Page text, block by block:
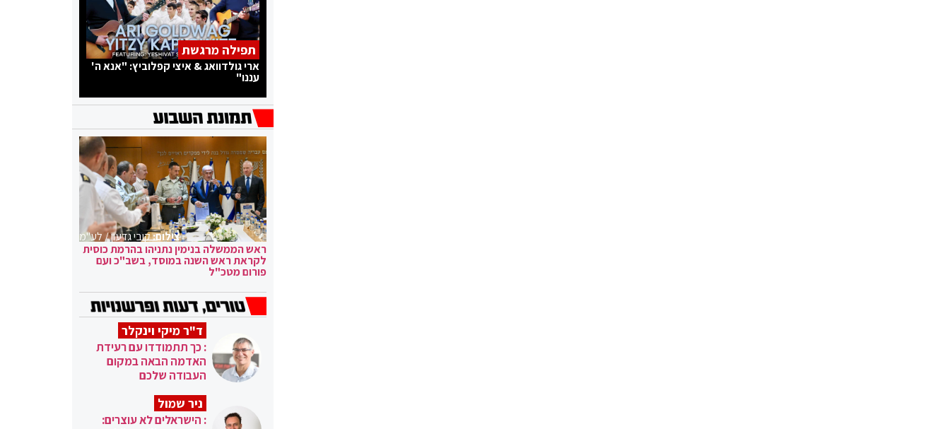
תפילה מרגשת
ארי גולדוואג & איצי קפלוביץ: "אנא ה'
עננו"
צילום:קובי גדעון / לע"מ
ראש הממשלה בנימין נתניהו בהרמת כוסית
לקראת ראש השנה במוסד, בשב"כ ועם
פורום מטכ"ל
ד"ר מיקי וינקלר
: כך תתמודדו עם רעידת
האדמה הבאה במקום
העבודה שלכם
ניר שמול
: הישראלים לא עוצרים: